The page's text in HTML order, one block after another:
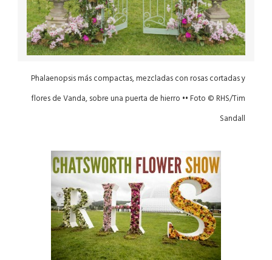
Phalaenopsis más compactas, mezcladas con rosas cortadas y
flores de Vanda, sobre una puerta de hierro •• Foto © RHS/Tim
Sandall